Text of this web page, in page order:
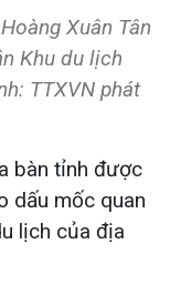
Xuân Tân
Khu du lịch
TTXVN phát
bàn tỉnh được
dấu mốc quan
lịch của địa